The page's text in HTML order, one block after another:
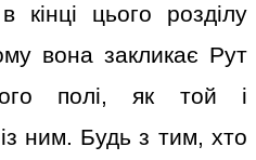
кінці цього розділу
вона закликає Рут
полі, як той і
ним. Будь з тим, хто